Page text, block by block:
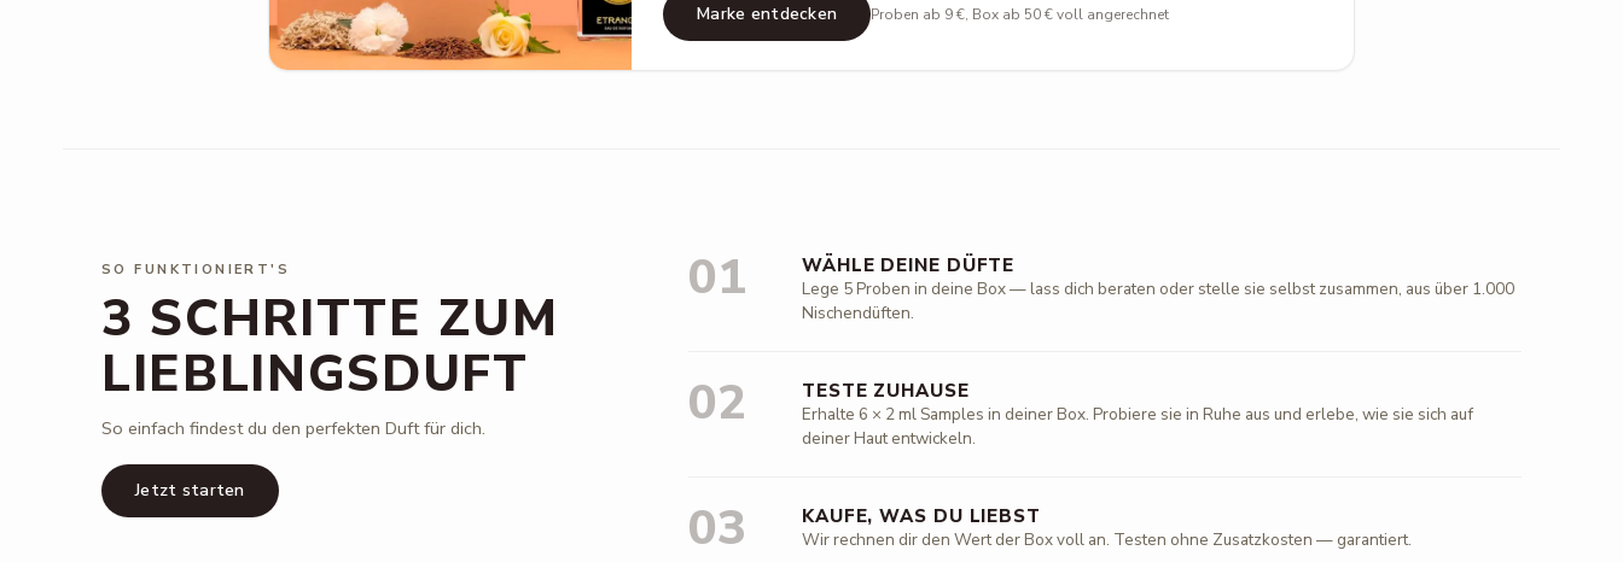
Marke entdecken Proben ab 9 €, Box ab 50 € voll angerechnet
SO FUNKTIONIERT'S
3 SCHRITTE ZUM
LIEBLINGSDUFT
So einfach findest du den perfekten Duft für dich.
Jetzt starten
01 WÄHLE DEINE DÜFTE
Lege 5 Proben in deine Box — lass dich beraten oder stelle sie selbst zusammen, aus über 1.000
Nischendüften.
02 TESTE ZUHAUSE
Erhalte 6 × 2 ml Samples in deiner Box. Probiere sie in Ruhe aus und erlebe, wie sie sich auf
deiner Haut entwickeln.
03 KAUFE, WAS DU LIEBST
Wir rechnen dir den Wert der Box voll an. Testen ohne Zusatzkosten — garantiert.